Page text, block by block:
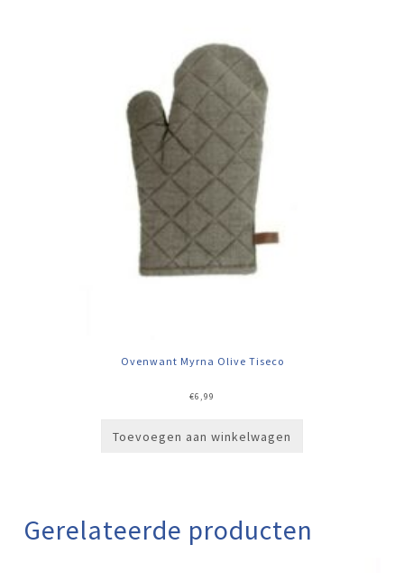
Ovenwant Myrna Olive Tiseco
€6,99
Toevoegen aan winkelwagen
Gerelateerde producten